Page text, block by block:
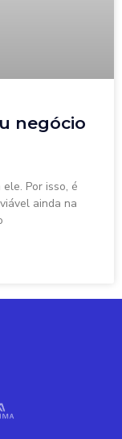
negócio
Por isso, é
ainda na